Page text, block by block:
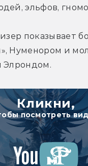
эльфов,
показывает
Нуменором и
Элрондом.
Кликни,
посмотреть